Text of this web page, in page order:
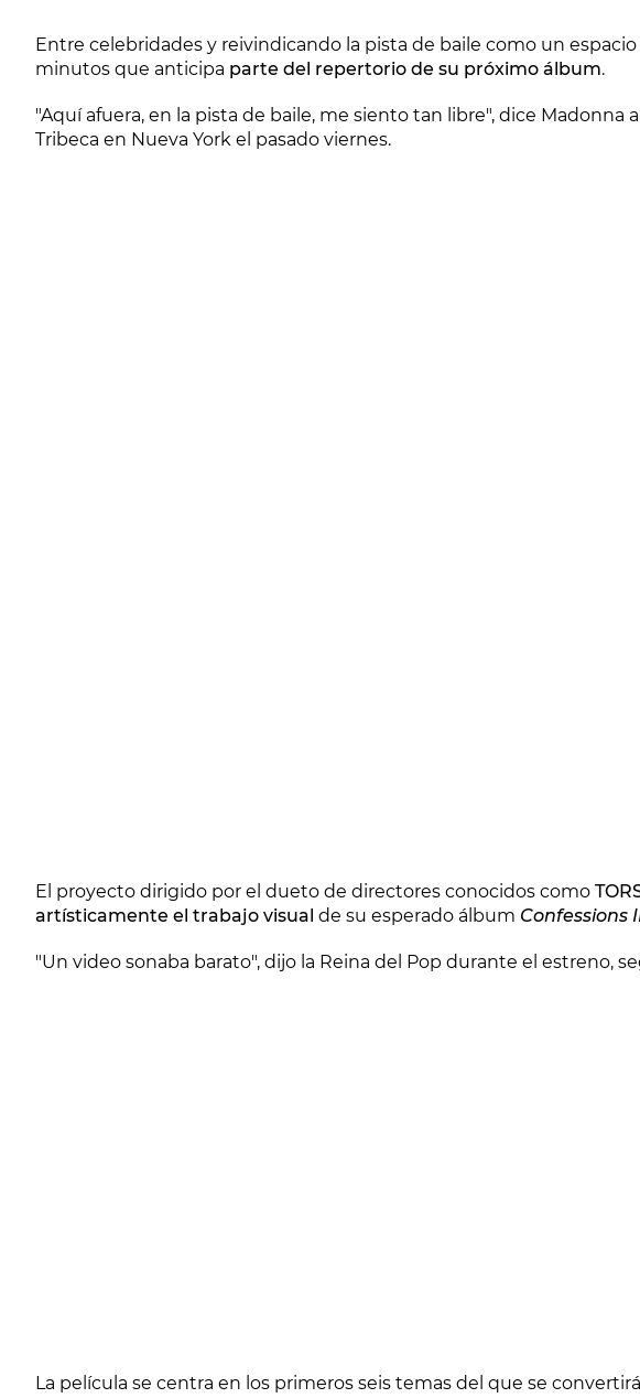
Entre celebridades y reivindicando la pista de baile como un
minutos que anticipa parte del repertorio de su próximo álbum.
"Aquí afuera, en la pista de baile, me siento tan libre", dice Madonna
Tribeca en Nueva York el pasado viernes.
El proyecto dirigido por el dueto de directores conocidos como
artísticamente el trabajo visual de su esperado álbum Confessions
"Un video sonaba barato", dijo la Reina del Pop durante el estreno,
La película se centra en los primeros seis temas del que se